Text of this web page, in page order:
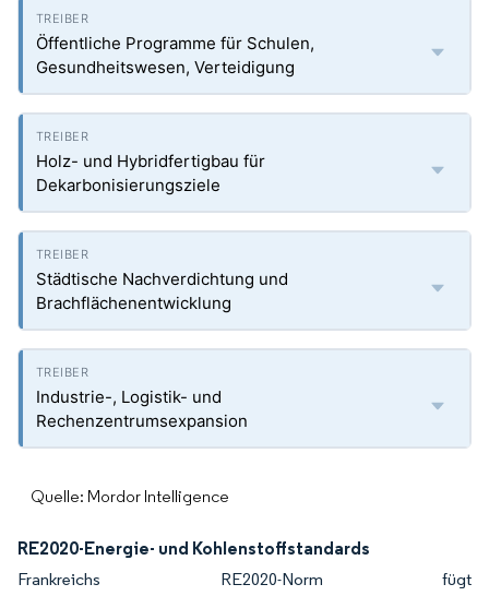
Öffentliche Programme für Schulen,
Gesundheitswesen, Verteidigung
Holz- und Hybridfertigbau für
Dekarbonisierungsziele
Städtische Nachverdichtung und
Brachflächenentwicklung
Industrie-, Logistik- und
Rechenzentrumsexpansion
Quelle: Mordor Intelligence
RE2020-Energie- und Kohlenstoffstandards
Frankreichs RE2020-Norm fügt